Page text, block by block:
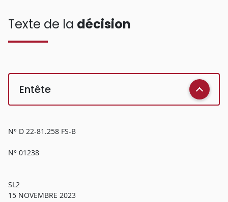
Texte de la décision
Entête
N° D 22-81.258 FS-B
N° 01238
SL2
15 NOVEMBRE 2023